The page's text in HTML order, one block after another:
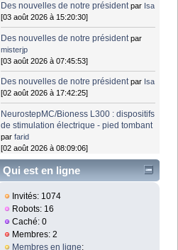
Des nouvelles de notre président par Isa
[03 août 2026 à 15:20:30]
Des nouvelles de notre président par
misterjp
[03 août 2026 à 07:45:53]
Des nouvelles de notre président par Isa
[02 août 2026 à 17:42:25]
NeurostepMC/Bioness L300 : dispositifs
de stimulation électrique - pied tombant
parfarid
[02 août 2026 à 08:09:06]
Qui est en ligne
Invités: 1074
Robots: 16
Caché: 0
Membres: 2
Membres en ligne: